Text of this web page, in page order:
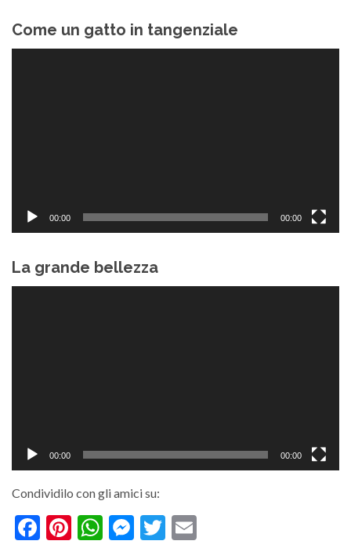
Come un gatto in tangenziale
00:00 00:00
La grande bellezza
00:00 00:00
Condividilo con gli amici su:
Facebook
Pinterest
WhatsApp
Messenger
Twitter